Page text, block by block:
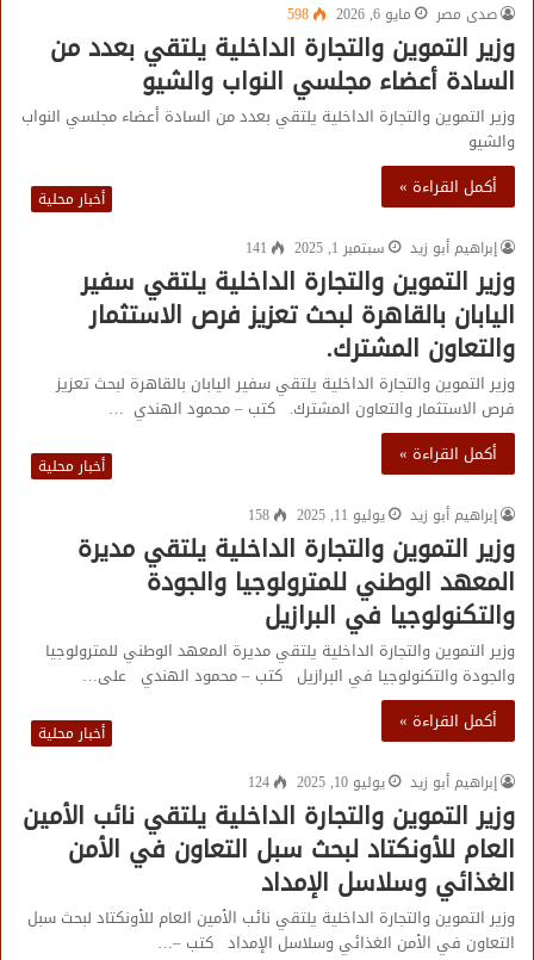
صدى مصر
مايو 6, 2026 598
وزير التموين والتجارة الداخلية يلتقي بعدد من
السادة أعضاء مجلسي النواب والشيو
وزير التموين والتجارة الداخلية يلتقي بعدد من السادة أعضاء مجلسي النواب
والشيو
أكمل القراءة »
أخبار محلية
إبراهيم أبو زيد
سبتمبر 1, 2025 141
وزير التموين والتجارة الداخلية يلتقي سفير
اليابان بالقاهرة لبحث تعزيز فرص الاستثمار
والتعاون المشترك.
وزير التموين والتجارة الداخلية يلتقي سفير اليابان بالقاهرة لبحث تعزيز
فرص الاستثمار والتعاون المشترك. كتب – محمود الهندي …
أكمل القراءة »
أخبار محلية
إبراهيم أبو زيد
يوليو 11, 2025 158
وزير التموين والتجارة الداخلية يلتقي مديرة
المعهد الوطني للمترولوجيا والجودة
والتكنولوجيا في البرازيل
وزير التموين والتجارة الداخلية يلتقي مديرة المعهد الوطني للمترولوجيا
والجودة والتكنولوجيا في البرازيل كتب – محمود الهندي على…
أكمل القراءة »
أخبار محلية
إبراهيم أبو زيد
يوليو 10, 2025 124
وزير التموين والتجارة الداخلية يلتقي نائب الأمين
العام للأونكتاد لبحث سبل التعاون في الأمن
الغذائي وسلاسل الإمداد
وزير التموين والتجارة الداخلية يلتقي نائب الأمين العام للأونكتاد لبحث سبل
التعاون في الأمن الغذائي وسلاسل الإمداد كتب –…